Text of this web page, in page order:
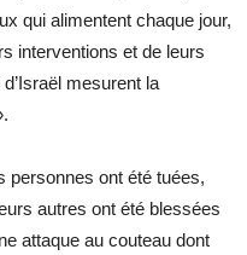
qui alimentent chaque jour,
interventions et de leurs
mesurent la
personnes ont été tuées,
autres ont été blessées
attaque au couteau dont